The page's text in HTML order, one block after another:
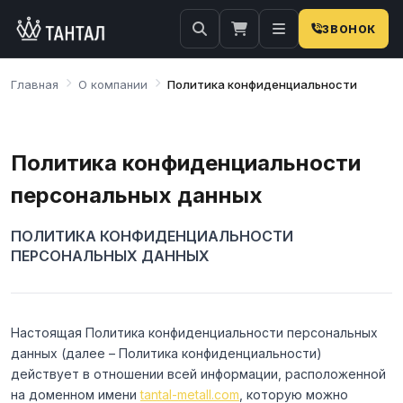
ЗВОНОК
Главная О компании Политика конфиденциальности
Политика конфиденциальности
персональных данных
ПОЛИТИКА КОНФИДЕНЦИАЛЬНОСТИ
ПЕРСОНАЛЬНЫХ ДАННЫХ
Настоящая Политика конфиденциальности персональных
данных (далее – Политика конфиденциальности)
действует в отношении всей информации, расположенной
на доменном имениtantal-metall.com , которую можно
×
Затрудняетесь с поиском?
Наши менеджеры оперативно подберут вам
необходимую продукцию. Закажите обратную
Телефон E-mail
ОТПРАВИТЬ
Нажимая на кнопку, вы соглашаетесь на обработку
персональных данных